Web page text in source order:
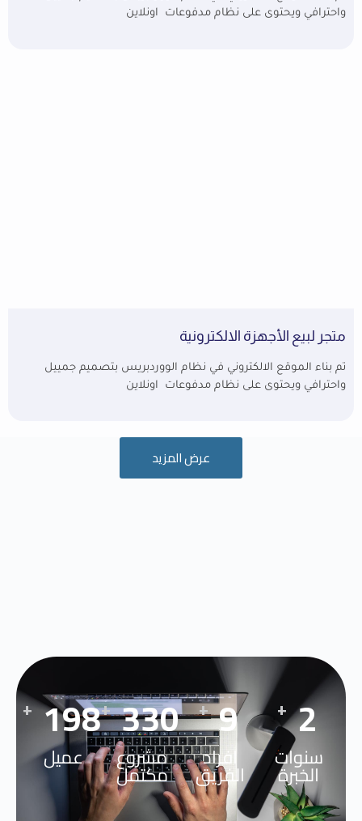
واحترافي ويحتوى على نظام مدفوعات اونلاين
متجر لبيع الأجهزة الالكترونية
تم بناء الموقع الالكتروني في نظام الووردبريس بتصميم جمييل
واحترافي ويحتوى على نظام مدفوعات اونلاين
عرض المزيد
3
+
سنوات
الخبرة
13
+
افراد
الفريق
490
+
مشروع
مكتمل
294
+
عميل